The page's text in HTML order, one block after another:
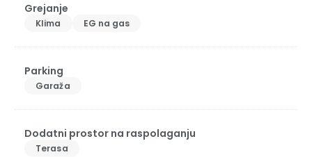
Grejanje
Klima EG na gas
Parking
Garaža
Dodatni prostor na raspolaganju
Terasa